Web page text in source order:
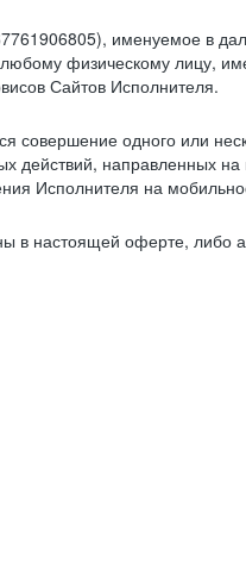
именуемое в
физическому лицу,
Сайтов Исполнителя.
одного или
направленных на
Исполнителя на
в настоящей оферте, либо